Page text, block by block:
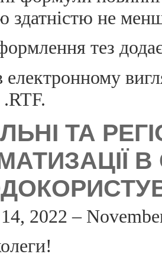
здатністю не
тез
ТА
В
2022 –